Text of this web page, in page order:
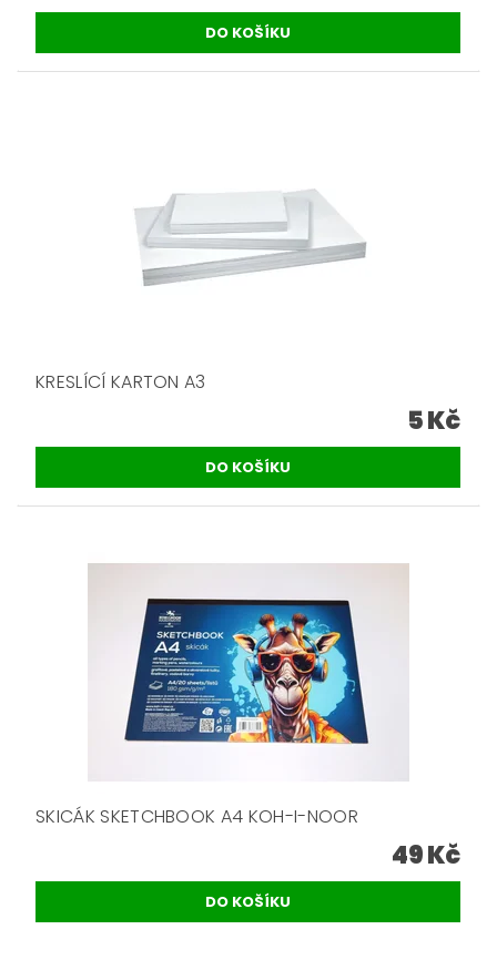
KRESLÍCÍ KARTON A3
5 Kč
SKICÁK SKETCHBOOK A4 KOH-I-NOOR
49 Kč